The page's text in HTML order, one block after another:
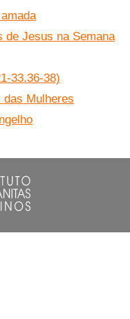
de Jesus na Semana
33.36-38)
Mulheres